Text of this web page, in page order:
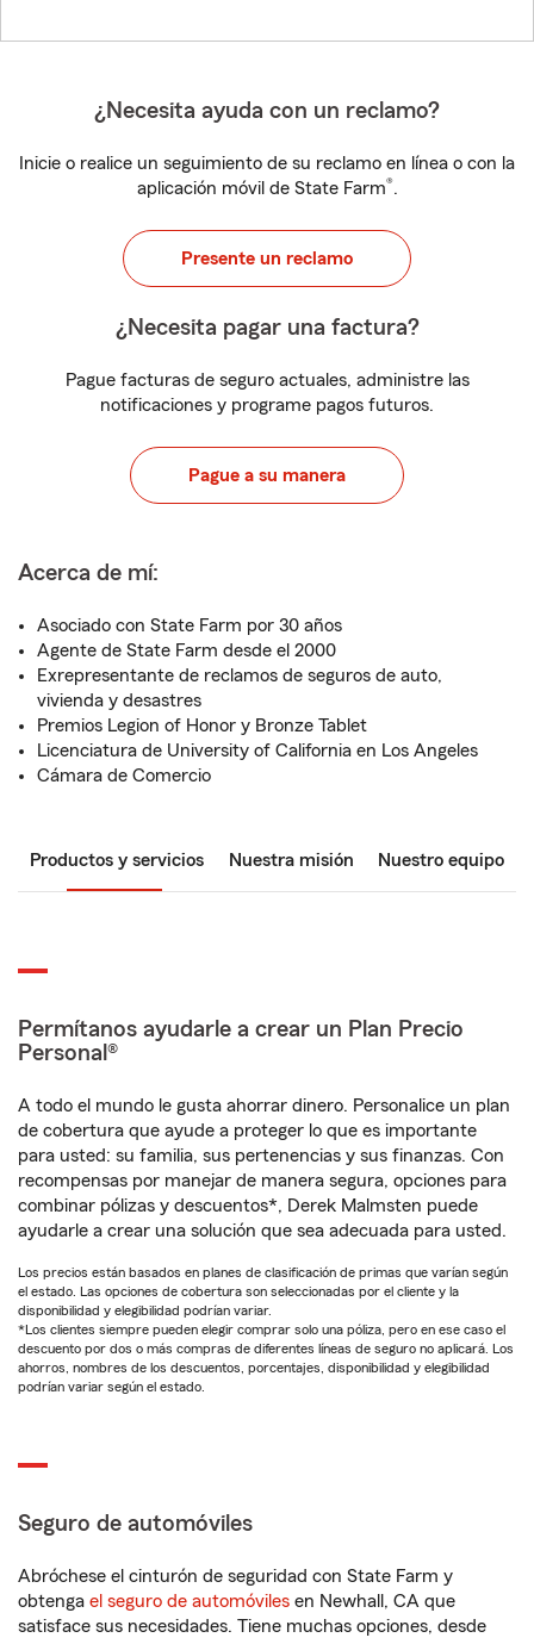
¿Necesita ayuda con un reclamo?
Inicie o realice un seguimiento de su reclamo en línea o con la
aplicación móvil de State Farm®.
Presente un reclamo
¿Necesita pagar una factura?
Pague facturas de seguro actuales, administre las
notificaciones y programe pagos futuros.
Pague a su manera
Acerca de mí:
Asociado con State Farm por 30 años
Agente de State Farm desde el 2000
Exrepresentante de reclamos de seguros de auto,
vivienda y desastres
Premios Legion of Honor y Bronze Tablet
Licenciatura de University of California en Los Angeles
Cámara de Comercio
Productos y servicios Nuestra misión Nuestro equipo
Permítanos ayudarle a crear un Plan Precio
Personal®
A todo el mundo le gusta ahorrar dinero. Personalice un plan
de cobertura que ayude a proteger lo que es importante
para usted: su familia, sus pertenencias y sus finanzas. Con
recompensas por manejar de manera segura, opciones para
combinar pólizas y descuentos*, Derek Malmsten puede
ayudarle a crear una solución que sea adecuada para usted.
Los precios están basados en planes de clasificación de primas que varían según
el estado. Las opciones de cobertura son seleccionadas por el cliente y la
disponibilidad y elegibilidad podrían variar.
*Los clientes siempre pueden elegir comprar solo una póliza, pero en ese caso el
descuento por dos o más compras de diferentes líneas de seguro no aplicará. Los
ahorros, nombres de los descuentos, porcentajes, disponibilidad y elegibilidad
podrían variar según el estado.
Seguro de automóviles
Abróchese el cinturón de seguridad con State Farm y
obtenga el seguro de automóviles en Newhall, CA que
satisface sus necesidades. Tiene muchas opciones, desde